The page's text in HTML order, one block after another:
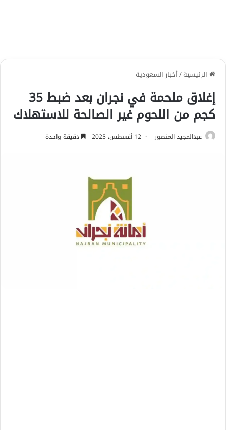
الرئيسية/أخبار السعودية
إغلاق ملحمة في نجران بعد ضبط 35
كجم من اللحوم غير الصالحة للاستهلاك
عبدالمجيد المنصور 12 أغسطس، 2025 دقيقة واحدة